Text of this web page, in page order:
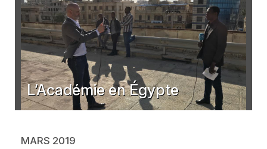
L’Académie en Égypte
MARS 2019